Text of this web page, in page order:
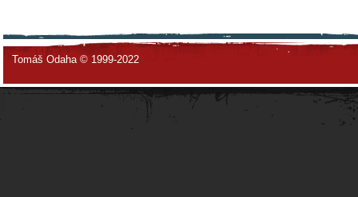
Tomáš Odaha © 1999-2022